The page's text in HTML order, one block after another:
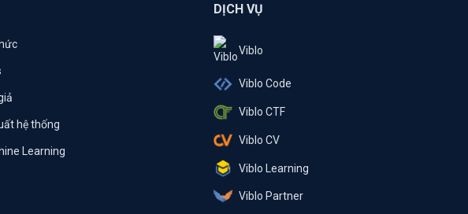
hệ thống
Learning
DỊCH VỤ
Viblo
Viblo Code
Viblo CTF
Viblo CV
Viblo Learning
Viblo Partner